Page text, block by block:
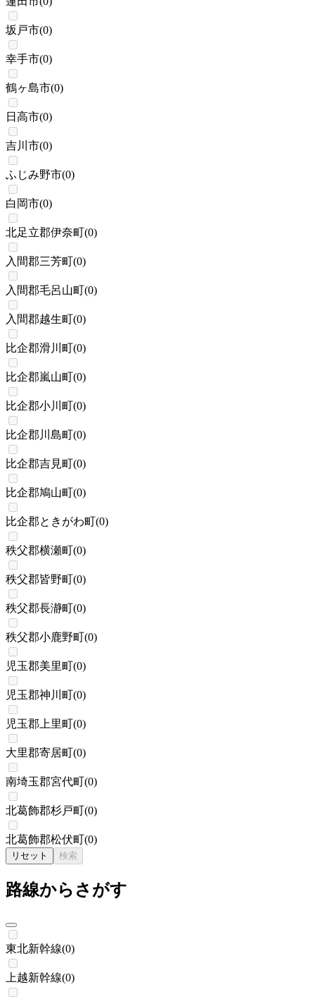
坂戸市(0)
幸手市(0)
鶴ヶ島市(0)
日高市(0)
吉川市(0)
ふじみ野市(0)
白岡市(0)
北足立郡伊奈町(0)
入間郡三芳町(0)
入間郡毛呂山町(0)
入間郡越生町(0)
比企郡滑川町(0)
比企郡嵐山町(0)
比企郡小川町(0)
比企郡川島町(0)
比企郡吉見町(0)
比企郡鳩山町(0)
比企郡ときがわ町(0)
秩父郡横瀬町(0)
秩父郡皆野町(0)
秩父郡長瀞町(0)
秩父郡小鹿野町(0)
児玉郡美里町(0)
児玉郡神川町(0)
児玉郡上里町(0)
大里郡寄居町(0)
南埼玉郡宮代町(0)
北葛飾郡杉戸町(0)
北葛飾郡松伏町(0)
リセット 検索
路線からさがす
東北新幹線(0)
上越新幹線(0)